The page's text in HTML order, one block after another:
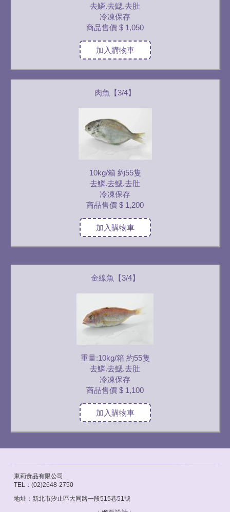
去鱗.去鰓.去肚
冷凍保存
商品售價 $ 1,050
加入購物車
肉魚【3/4】
10kg/箱 約55隻
去鱗.去鰓.去肚
冷凍保存
商品售價 $ 1,200
加入購物車
金線魚【3/4】
重量:10kg/箱 約55隻
去鱗.去鰓.去肚
冷凍保存
商品售價 $ 1,100
加入購物車
東莉食品有限公司
TEL：(02)2648-2750
地址：新北市汐止區大同路一段515巷51號